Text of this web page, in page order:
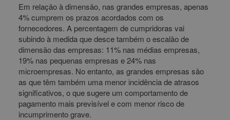
Em relação à dimensão, nas grandes empresas, apenas
4% cumprem os prazos acordados com os
fornecedores. A percentagem de cumpridoras vai
subindo à medida que desce também o escalão de
dimensão das empresas: 11% nas médias empresas,
19% nas pequenas empresas e 24% nas
microempresas. No entanto, as grandes empresas são
as que têm também uma menor incidência de atrasos
significativos, o que sugere um comportamento de
pagamento mais previsível e com menor risco de
incumprimento grave.